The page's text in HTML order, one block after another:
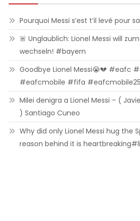
Pourquoi Messi s’est t’il levé pour
🚨 Unglaublich: Lionel Messi will
wechseln! #bayern
Goodbye Lionel Messi😭💔 #eafc
#eafcmobile #fifa
Milei denigra a Lionel Messi – (
) Santiago Cuneo
Why did only Lionel Messi hug the
reason behind it is